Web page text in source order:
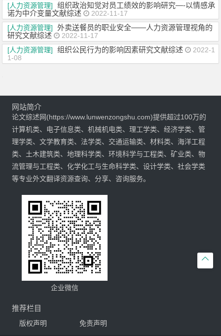
[人力资源管理]
组织政治知觉对员工绩效的影响研究—-以情感承
诺为中介变量文献综述
2022-11-17
[人力资源管理]
外卖送餐员的职业安全——人力资源管理视角的
研究文献综述
2022-11-17
[人力资源管理]
组织公民行为的影响因素研究文献综述
2022-1
1-08

网站简介
论文综述网(https://www.lunwenzongshu.com)提供超过100万的
计算机类、电子信息类、机械机电类、理工学类、经济学类、管
理学类、文学教育类、法学类、交通运输类、材料类、海洋工程
类、土木建筑类、地理科学类、环境科学与工程类、矿业类、物
流管理与工程类、化学化工与生命科学类、设计学类、社会学类
等专业外文翻译资源查询、分享、咨询服务。
企业微信
推荐栏目
版权声明 免责声明